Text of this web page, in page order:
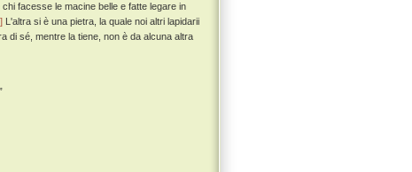
facesse le macine belle e fatte legare in
L'altra si è una pietra, la quale noi altri lapidarii
di sé, mentre la tiene, non è da alcuna altra